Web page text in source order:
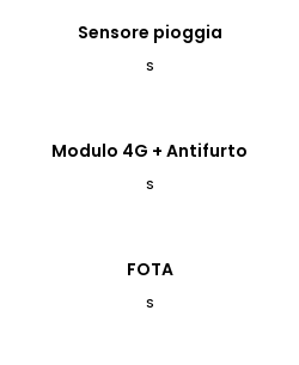
Sensore pioggia
S
Modulo 4G + Antifurto
S
FOTA
S